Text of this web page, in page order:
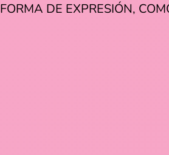
FORMA DE EXPRESIÓN,